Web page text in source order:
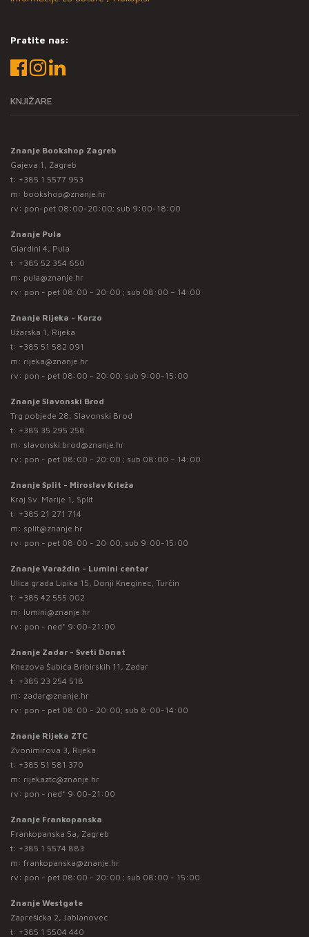
Pratite nas:
KNJIŽARE
Znanje Bookshop Zagreb
Gajeva 1, Zagreb
t: +385 1 5577 953
m: bookshop@znanje.hr
rv: pon-pet 08:00-20:00; sub 9:00-18:00
Znanje Pula
Giardini 4, Pula
t: +385 52 354 650
m: pula@znanje.hr
rv: pon - pet 08:00 - 20:00 ; sub 08:00 – 14:00
Znanje Rijeka - Korzo
Užarska 1, Rijeka
t: +385 51 582 091
m: rijeka@znanje.hr
rv: pon - pet 08:00 - 20:00; sub 9:00-15:00
Znanje Slavonski Brod
Trg pobjede 28, Slavonski Brod
t: +385 35 295 258
m: slavonski.brod@znanje.hr
rv: pon - pet 08:00 - 20:00 ; sub 08:00 – 14:00
Znanje Split - Miroslav Krleža
Kraj Sv. Marije 1, Split
t: +385 21 271 714
m: split@znanje.hr
rv: pon - pet 08:00 - 20:00; sub 9:00-15:00
Znanje Varaždin - Lumini centar
Ulica grada Lipika 15, Donji Kneginec, Turčin
t: +385 42 555 002
m: lumini@znanje.hr
rv: pon - ned* 9:00-21:00
Znanje Zadar - Sveti Donat
Knezova Šubića Bribirskih 11, Zadar
t: +385 23 254 518
m: zadar@znanje.hr
rv: pon - pet 08:00 - 20:00; sub 8:00-14:00
Znanje Rijeka ZTC
Zvonimirova 3, Rijeka
t: +385 51 581 370
m: rijekaztc@znanje.hr
rv: pon - ned* 9:00-21:00
Znanje Frankopanska
Frankopanska 5a, Zagreb
t: +385 1 5574 883
m: frankopanska@znanje.hr
rv: pon - pet 08:00 - 20:00 ; sub 08:00 - 15:00
Znanje Westgate
Zaprešićka 2, Jablanovec
t: +385 1 5504 440